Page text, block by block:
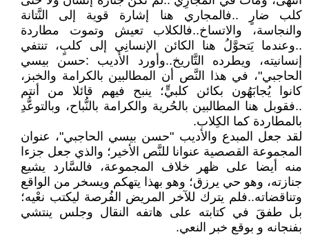
كلب ضارٍ ..فالمجاري هنا إشارة قوية إلى النَّتانة
والنجاسة، والاتساخ..فالكلاب تعيش وتموت مطاردة
..وعندما يَتحوَّلُ هنا الكائن الإنسانِي إلى كلبٍ، تنتفي
إنسانيته، ويطرده التَّاريخ..وأورد الأديب :حسن بيسي
الحاجبي"، في هذا النَّص أن المطالبين بالكرامة والخبز،
كانوا يُجابَهُون بكائن كلبيٍّ؛ ينبح فيهم قائلا من أنتم
..فقوبل هنا المطالبين بالحُرية والكرامة بالنُّباح، وبالتوعُّدِ
بالمطاردة كما الكِلاب.
لقد جعل المبدع والأديب "حسن بيسي الحاجبي"، عنوان
المجموعة القصصية عنوانا للنَّص الأخير؛ والذي جعل جزءا
منه أيضا على ظهر خلاف المجموعة، فالسَّارد يشيع
جنازته، وهو حي يرزق؛ وهو بهذا يتهكم ويسخر من الواقع
وتناقضاته..فلم يترك للآخر المريض الفُرصة ليكتب نعْيه؛
بل طفقَ في كتابته على هاتفه النقال وجلس ينتشي
بفنجانه و بوقع خبر النعي.